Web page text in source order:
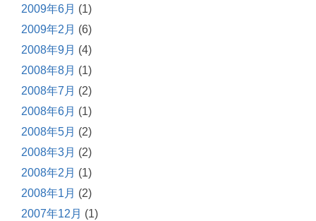
2009年6月 (1)
2009年2月 (6)
2008年9月 (4)
2008年8月 (1)
2008年7月 (2)
2008年6月 (1)
2008年5月 (2)
2008年3月 (2)
2008年2月 (1)
2008年1月 (2)
2007年12月 (1)